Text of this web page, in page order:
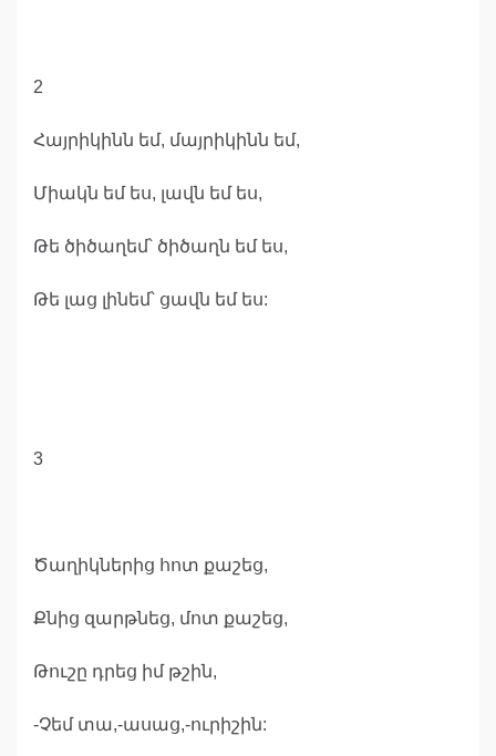
2
Հայրիկինն եմ, մայրիկինն եմ,
Միակն եմ ես, լավն եմ ես,
Թե ծիծաղեմ՝ ծիծաղն եմ ես,
Թե լաց լինեմ՝ ցավն եմ ես:
3
Ծաղիկներից հոտ քաշեց,
Քնից զարթնեց, մոտ քաշեց,
Թուշը դրեց իմ թշին,
-Չեմ տա,-ասաց,-ուրիշին: